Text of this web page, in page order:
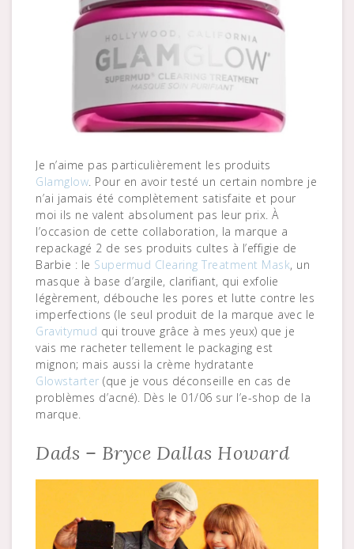
Je n’aime pas particulièrement les produits
Glamglow. Pour en avoir testé un certain nombre je
n’ai jamais été complètement satisfaite et pour
moi ils ne valent absolument pas leur prix. À
l’occasion de cette collaboration, la marque a
repackagé 2 de ses produits cultes à l’effigie de
Barbie : le Supermud Clearing Treatment Mask, un
masque à base d’argile, clarifiant, qui exfolie
légèrement, débouche les pores et lutte contre les
imperfections (le seul produit de la marque avec le
Gravitymud qui trouve grâce à mes yeux) que je
vais me racheter tellement le packaging est
mignon; mais aussi la crème hydratante
Glowstarter (que je vous déconseille en cas de
problèmes d’acné). Dès le 01/06 sur l’e-shop de la
marque.
Dads – Bryce Dallas Howard